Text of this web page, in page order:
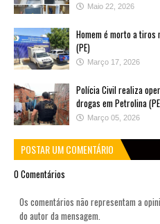
Maio 22, 2026
Homem é morto a tiros
(PE)
Março 17, 2026
Polícia Civil realiza
drogas em Petrolina
Março 05, 2026
POSTAR UM COMENTÁRIO
0 Comentários
Os comentários não representam a
do autor da mensagem.